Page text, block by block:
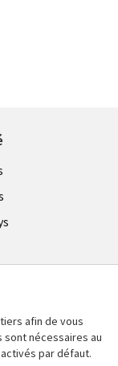
afin de vous
sont nécessaires au
par défaut.